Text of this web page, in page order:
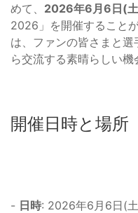
めて、 2026年6月6日(
2026」を開催すること
は、ファンの皆さまと
ら交流する素晴らしい機
開催日時と場所
- 日時: 2026年6月6日(